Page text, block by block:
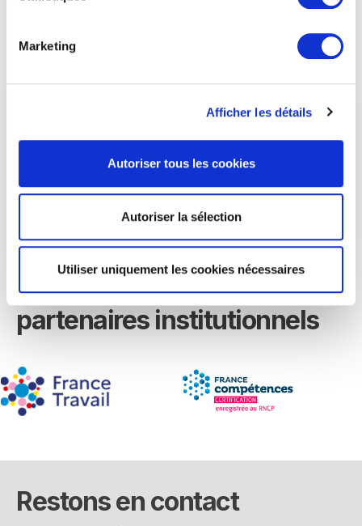
Marketing
Afficher les détails
Autoriser tous les cookies
Autoriser la sélection
Utiliser uniquement les cookies nécessaires
d’augmenter votre productivité !
Nos accréditations et
partenaires institutionnels
Restons en contact